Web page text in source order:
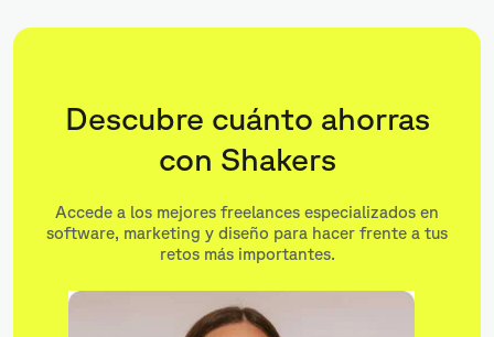
Descubre cuánto ahorras
con Shakers
Accede a los mejores freelances especializados en
software, marketing y diseño para hacer frente a tus
retos más importantes.